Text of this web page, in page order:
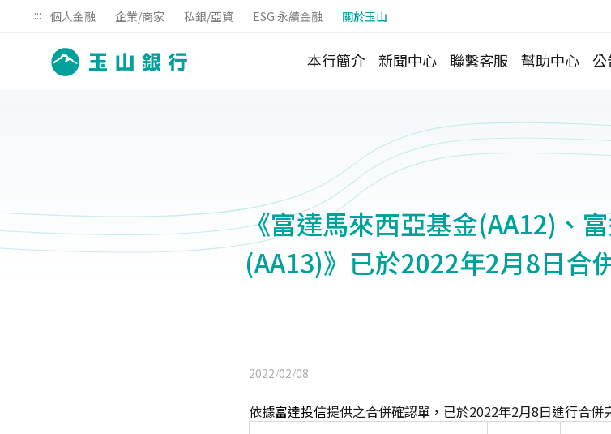
::: 個人金融 企業/商家 私銀/亞資 ESG 永續金融 關於玉山
本行簡介 新聞中心 聯繫客服 幫助中心 公
《富達馬來西亞基金(AA12)、
(AA13)》已於2022年2月8日合
2022/02/08
依據富達投信提供之合併確認單，已於2022年2月8日進行合併